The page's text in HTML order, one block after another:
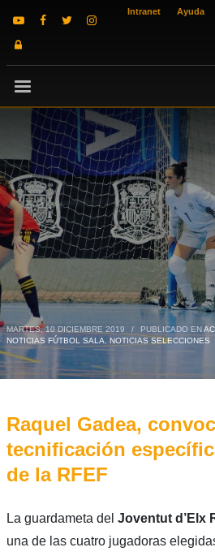
Intranet Ayuda
MARTES, 10 DICIEMBRE 2019 / PUBLICADO EN
NOTICIAS FÚTBOL SALA, NOTICIAS SELECCIONES
Raquel Gadea,
tecnificación
de la RFEF
La guardameta del Joventut d’Elx
una de las cuatro jugadoras